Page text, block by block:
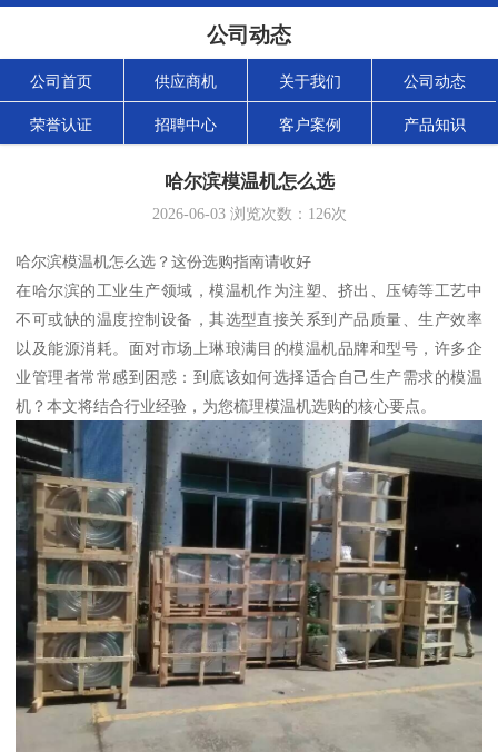
公司动态
公司首页 供应商机 关于我们 公司动态
荣誉认证 招聘中心 客户案例 产品知识
哈尔滨模温机怎么选
2026-06-03浏览次数： 126次
哈尔滨模温机怎么选？这份选购指南请收好
在哈尔滨的工业生产领域，模温机作为注塑、挤出、压铸等工艺中
不可或缺的温度控制设备，其选型直接关系到产品质量、生产效率
以及能源消耗。面对市场上琳琅满目的模温机品牌和型号，许多企
业管理者常常感到困惑：到底该如何选择适合自己生产需求的模温
机？本文将结合行业经验，为您梳理模温机选购的核心要点。